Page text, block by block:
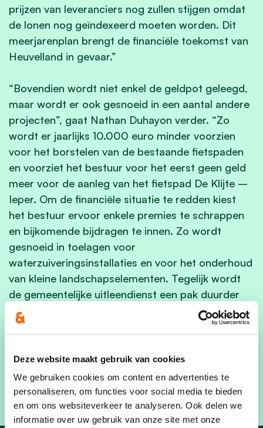
Deze website maakt gebruik van cookies
We gebruiken cookies om content en advertenties te
personaliseren, om functies voor social media te bieden
en om ons websiteverkeer te analyseren. Ook delen we
informatie over uw gebruik van onze site met onze
prijzen van leveranciers nog zullen stijgen omdat
de lonen nog geïndexeerd moeten worden. Dit
meerjarenplan brengt de financiële toekomst van
Heuvelland in gevaar.”
“Bovendien wordt niet enkel de geldpot geleegd,
maar wordt er ook gesnoeid in een aantal andere
projecten”, gaat Nathan Duhayon verder. “Zo
wordt er jaarlijks 10.000 euro minder voorzien
voor het borstelen van de bestaande fietspaden
en voorziet het bestuur voor het eerst geen geld
meer voor de aanleg van het fietspad De Klijte –
Ieper. Om de financiële situatie te redden kiest
het bestuur ervoor enkele premies te schrappen
en bijkomende bijdragen te innen. Zo wordt
gesnoeid in toelagen voor
waterzuiveringsinstallaties en voor het onderhoud
van kleine landschapselementen. Tegelijk wordt
de gemeentelijke uitleendienst een pak duurder
gemaakt. Tenslotte geeft het bestuur zelf aan dat
er door de hoge energiefactuur wellicht meer
maar wordt hiervoor in de komende jaren niet
meteen meer middelen voorzien. Dit
meerjarenplan kunnen wij niet steunen.”